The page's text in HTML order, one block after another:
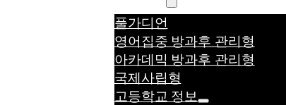
풀가디언
영어집중 방과후 관리형
아카데믹 방과후 관리형
국제사립형
고등학교 정보